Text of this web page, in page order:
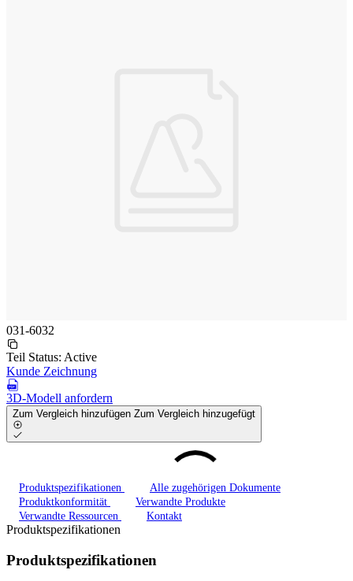
031-6032
Teil Status: Active
Kunde Zeichnung
3D-Modell anfordern
Zum Vergleich hinzufügen Zum Vergleich hinzugefügt
Produktspezifikationen
Alle zugehörigen Dokumente
Produktkonformität
Verwandte Produkte
Verwandte Ressourcen
Kontakt
Produktspezifikationen
Produktspezifikationen